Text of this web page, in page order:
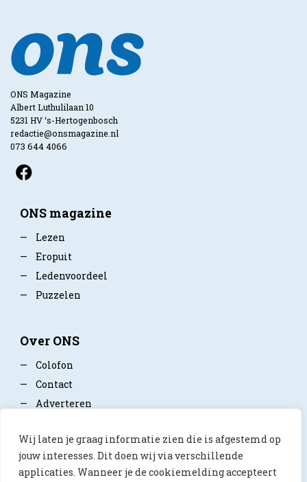
Wij laten je graag informatie zien die is afgestemd op
jouw interesses. Dit doen wij via verschillende
applicaties. Wanneer je de cookiemelding accepteert
ONS Magazine
Albert Luthulilaan 10
5231 HV ‘s-Hertogenbosch
redactie@onsmagazine.nl
073 644 4066
ONS magazine
—
Lezen
—
Eropuit
—
Ledenvoordeel
—
Puzzelen
Over ONS
—
Colofon
—
Contact
—
Adverteren
—Privacy policy